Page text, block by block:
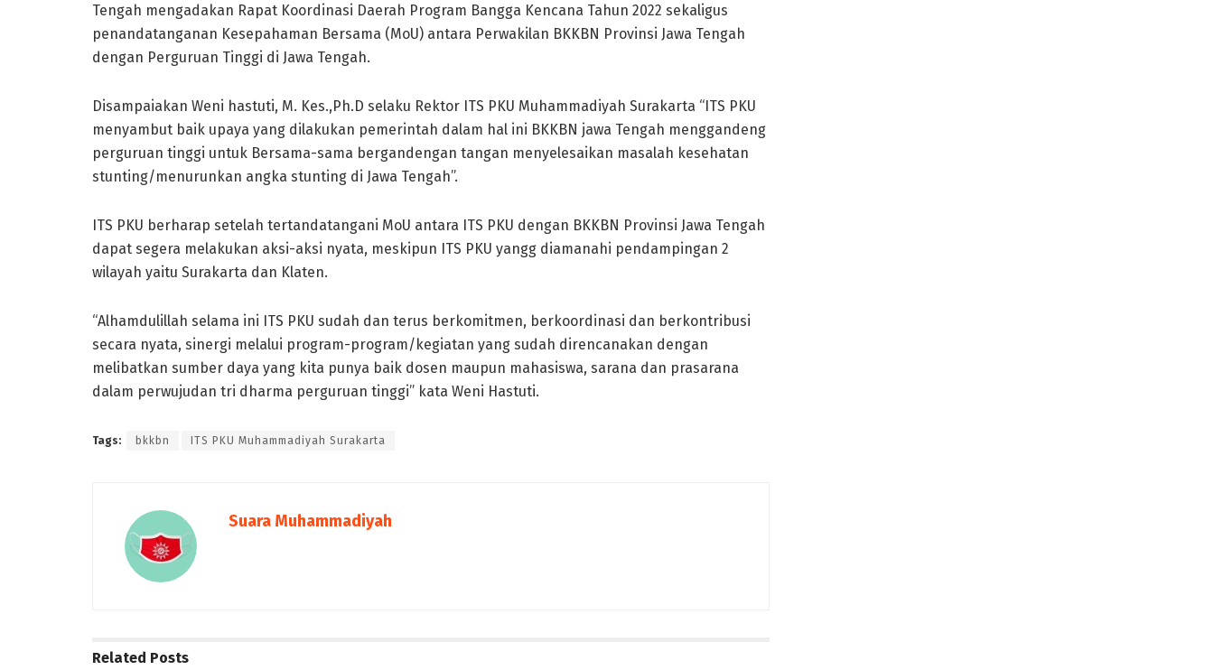
Tengah mengadakan Rapat Koordinasi Daerah Program Bangga Kencana Tahun 2022 sekaligus
penandatanganan Kesepahaman Bersama (MoU) antara Perwakilan BKKBN Provinsi Jawa Tengah
dengan Perguruan Tinggi di Jawa Tengah.
Disampaiakan Weni hastuti, M. Kes.,Ph.D selaku Rektor ITS PKU Muhammadiyah Surakarta “ITS PKU
menyambut baik upaya yang dilakukan pemerintah dalam hal ini BKKBN jawa Tengah menggandeng
perguruan tinggi untuk Bersama-sama bergandengan tangan menyelesaikan masalah kesehatan
stunting/menurunkan angka stunting di Jawa Tengah”.
ITS PKU berharap setelah tertandatangani MoU antara ITS PKU dengan BKKBN Provinsi Jawa Tengah
dapat segera melakukan aksi-aksi nyata, meskipun ITS PKU yangg diamanahi pendampingan 2
wilayah yaitu Surakarta dan Klaten.
“Alhamdulillah selama ini ITS PKU sudah dan terus berkomitmen, berkoordinasi dan berkontribusi
secara nyata, sinergi melalui program-program/kegiatan yang sudah direncanakan dengan
melibatkan sumber daya yang kita punya baik dosen maupun mahasiswa, sarana dan prasarana
dalam perwujudan tri dharma perguruan tinggi” kata Weni Hastuti.
Tags: bkkbn ITS PKU Muhammadiyah Surakarta
Suara Muhammadiyah
Related Posts